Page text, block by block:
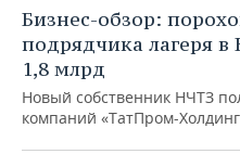
Бизнес-обзор:
подрядчика лагеря
1,8 млрд
Новый собственник НЧТЗ
компаний «ТатПром-